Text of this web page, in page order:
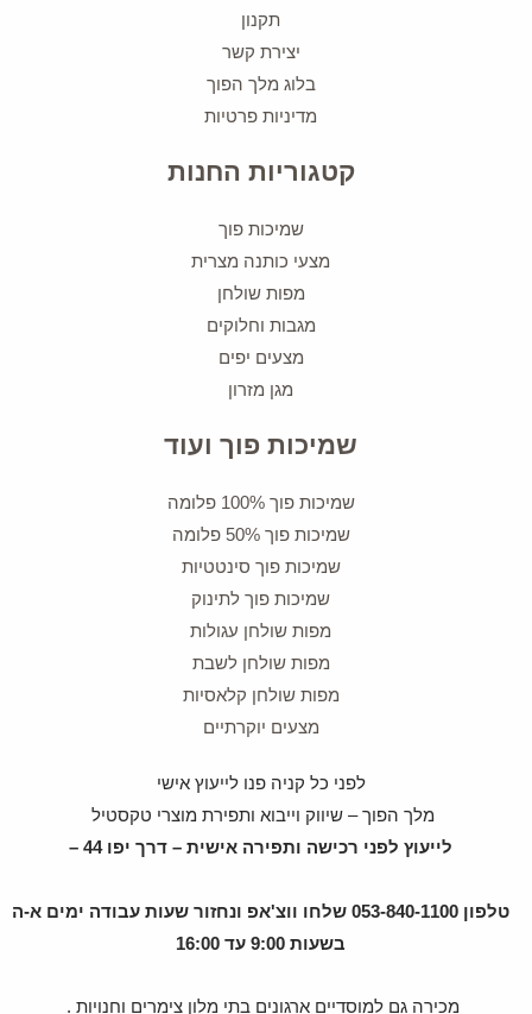
תקנון
יצירת קשר
בלוג מלך הפוך
מדיניות פרטיות
קטגוריות החנות
שמיכות פוך
מצעי כותנה מצרית
מפות שולחן
מגבות וחלוקים
מצעים יפים
מגן מזרון
שמיכות פוך ועוד
שמיכות פוך 100% פלומה
שמיכות פוך 50% פלומה
שמיכות פוך סינטטיות
שמיכות פוך לתינוק
מפות שולחן עגולות
מפות שולחן לשבת
מפות שולחן קלאסיות
מצעים יוקרתיים
לפני כל קניה פנו לייעוץ אישי
מלך הפוך – שיווק וייבוא ותפירת מוצרי טקסטיל
לייעוץ לפני רכישה ותפירה אישית – דרך יפו 44 –
טלפון 053-840-1100 שלחו ווצ'אפ ונחזור שעות עבודה ימים א-ה
בשעות 9:00 עד 16:00
מכירה גם למוסדיים ארגונים בתי מלון צימרים וחנויות .